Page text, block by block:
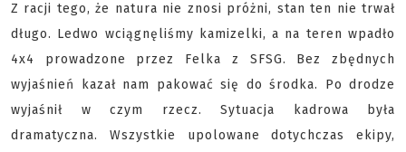
Z racji tego, że natura nie znosi próżni, stan ten nie trwał
długo. Ledwo wciągnęliśmy kamizelki, a na teren wpadło
4x4 prowadzone przez Felka z SFSG. Bez zbędnych
wyjaśnień kazał nam pakować się do środka. Po drodze
wyjaśnił w czym rzecz. Sytuacja kadrowa była
dramatyczna. Wszystkie upolowane dotychczas ekipy,